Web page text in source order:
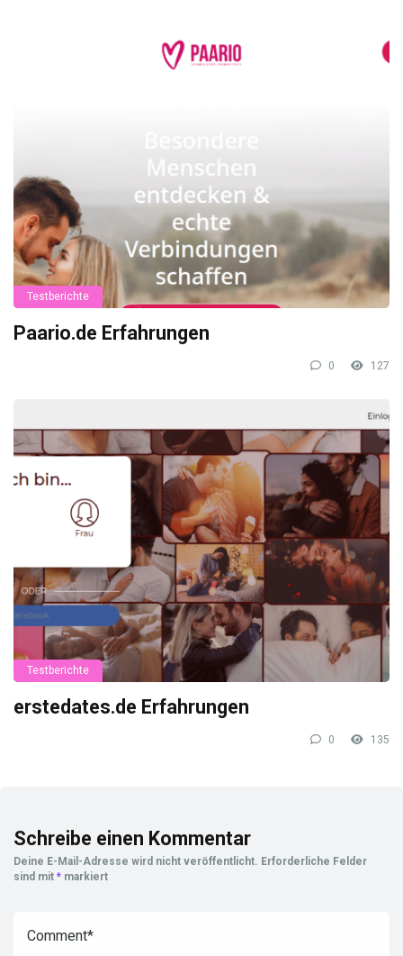
Testberichte
Paario.de Erfahrungen
0 127
Testberichte
erstedates.de Erfahrungen
0 135
Schreibe einen Kommentar
Deine E-Mail-Adresse wird nicht veröffentlicht. Erforderliche Felder
sind mit * markiert